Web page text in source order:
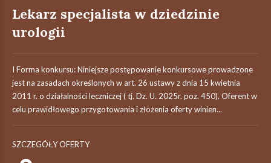
Lekarz specjalista w dziedzinie
urologii
I Forma konkursu: Niniejsze postępowanie konkursowe prowadzone
jest na zasadach określonych w art. 26 ustawy z dnia 15 kwietnia
2011 r. o działalności leczniczej ( tj. Dz. U. 2025r. poz. 450). Oferent w
celu prawidłowego przygotowania i złożenia oferty winien...
SZCZEGÓŁY OFERTY